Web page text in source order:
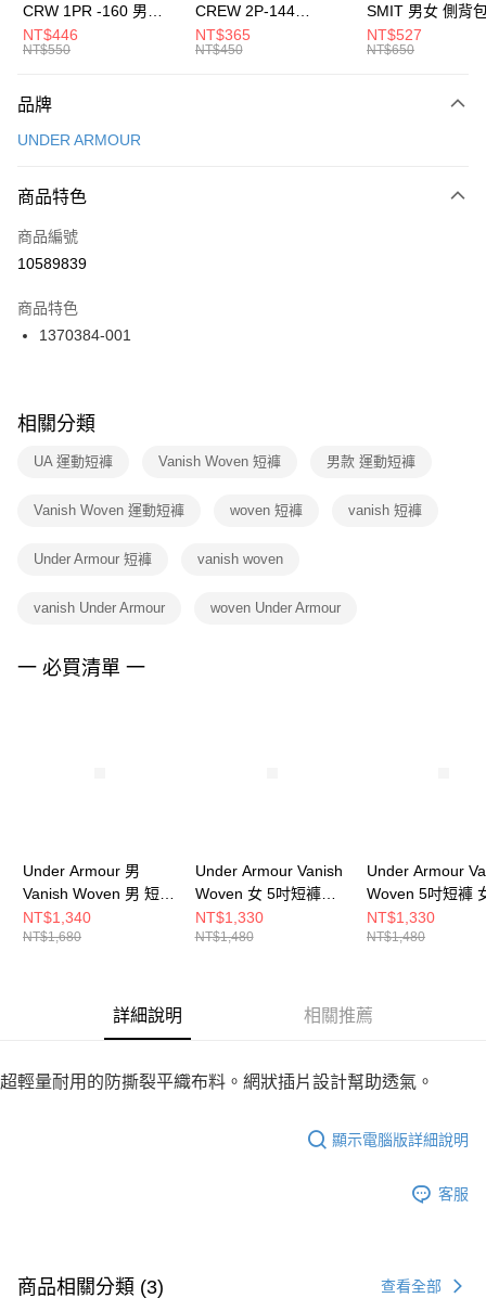
元大商業銀行
台灣樂天信用卡公司
全盈+PAY
AFTEE先享後付
【關於「AFTEE先享後付」】
便利好安心！
３．安心：先確認商品／服務後，再付款。
【「AFTEE先享後付」結帳流程】
１．於結帳方式選擇「AFTEE先享後付」後，將跳轉至「AFTEE先享後付」
２．訂單成立數日內，您將收到繳費通知簡訊。
３．收到繳費通知簡訊後14天內，點擊此簡訊中的連結，可透過四大超商／
ATM／網路銀行／等多元方式進行付款，方視為交易完成。
※ 交易是否成功請以「AFTEE先享後付 」之結帳頁面顯示為準，若有關於
是否繳費成功／繳費後需取消欲退款等相關疑問，請聯繫「AFTEE先享後付
客戶支援中心」
https://netprotections.freshdesk.com/support/home
１．透過由恩沛科技股份有限公司提供之「AFTEE先享後付」服務完成之交
權轉讓予恩沛科技股份有限公司。
３．未成年的使用者請事先徵得法定代理人或監護人之同意方可使用
４．使用「AFTEE先享後付」時，將依據個別帳號之用戶狀況，依本公司即
運送方式
每筆NT$100，滿NT$1,500(含以上)免運費
宅配
每筆NT$100，滿NT$1,500(含以上)免運費
付款後門市自取
每筆NT$100，滿NT$1,500(含以上)免運費
CRW 1PR -160 男女
中統襪 FZ3393100
NT$446
NT$550
CREW 2P-144
EMBRDY 男女 短統襪
FZ3073133
NT$365
NT$450
SMIT 男女 側背
BA5871010
NT$527
NT$650
品牌
UNDER ARMOUR
商品特色
商品編號
10589839
商品特色
1370384-001
相關分類
UA 運動短褲 Vanish Woven 短褲 男款 運動短褲
Vanish Woven 運動短褲 woven 短褲 vanish 短褲
Under Armour 短褲 vanish woven
vanish Under Armour woven Under Armour
一 必買清單 一
Under Armour 男
Vanish Woven 男 短褲
1373718-014
NT$1,340
NT$1,680
Under Armour Vanish
Woven 女 5吋短褲
6009966-498
NT$1,330
NT$1,480
Under Armour
Woven 5吋短褲
6009966-008
NT$1,330
NT$1,480
詳細說明 相關推薦
超輕量耐用的防撕裂平織布料。網狀插片設計幫助透氣。
顯示電腦版詳細說明
客服
商品相關分類 (3) 查看全部